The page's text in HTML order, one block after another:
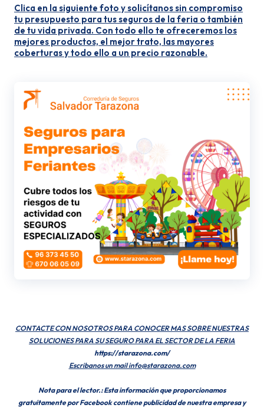
Clica en la siguiente foto y solicítanos sin compromiso
tu presupuesto para tus seguros de la feria o también
de tu vida privada. Con todo ello te ofreceremos los
mejores productos, el mejor trato, las mayores
coberturas y todo ello a un precio razonable.
CONTACTE CON NOSOTROS PARA CONOCER MAS SOBRE NUESTRAS
SOLUCIONES PARA SU SEGURO PARA EL SECTOR DE LA FERIA
https://starazona.com/
Escribanos un mail info@starazona.com
Nota para el lector.: Esta información que proporcionamos
gratuitamente por Facebook contiene publicidad de nuestra empresa y